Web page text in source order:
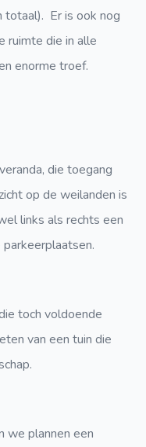
totaal). Er is ook nog
ruimte die in alle
enorme troef.
die toegang
op de weilanden is
links als rechts een
toch voldoende
van een tuin die
we plannen een